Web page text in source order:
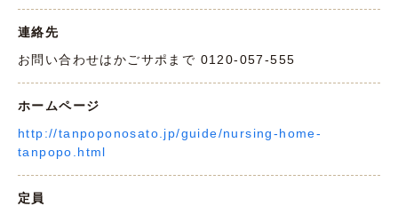
連絡先
お問い合わせはかごサポまで 0120-057-555
ホームページ
http://tanpoponosato.jp/guide/nursing-home-
tanpopo.html
定員